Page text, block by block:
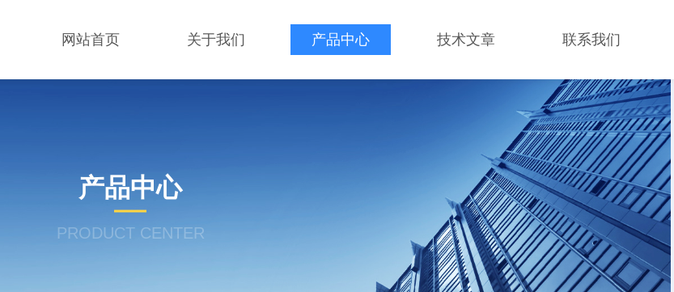
网站首页 关于我们 产品中心 技术文章 联系我们
产品中心
PRODUCT CENTER